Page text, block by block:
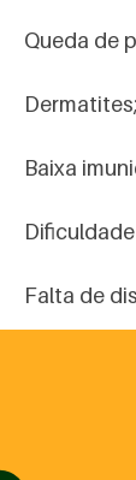
Queda de
Dermatites;
Baixa
Falta de